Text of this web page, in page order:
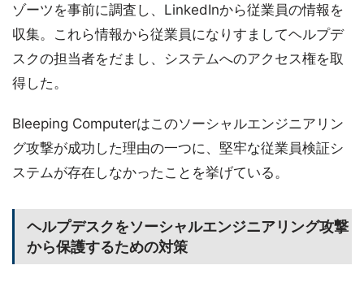
ゾーツを事前に調査し、LinkedInから従業員の情報を
収集。これら情報から従業員になりすましてヘルプデ
スクの担当者をだまし、システムへのアクセス権を取
得した。
Bleeping Computerはこのソーシャルエンジニアリン
グ攻撃が成功した理由の一つに、堅牢な従業員検証シ
ステムが存在しなかったことを挙げている。
ヘルプデスクをソーシャルエンジニアリング攻撃
から保護するための対策